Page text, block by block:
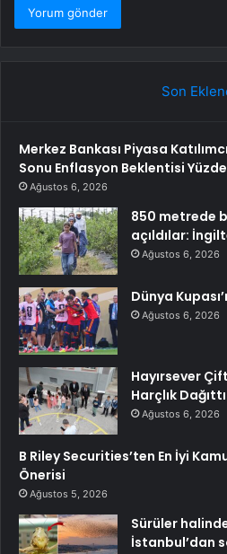
Son
Merkez Bankası Piyasa
Sonu Enflasyon Beklentisi Yüzde
Ağustos 6, 2026
850 metrede
açıldılar:
Ağustos 6, 2026
Dünya
Ağustos 6, 2026
Hayırsever
Harçlık Dağıttı
Ağustos 6, 2026
B Riley Securities’ten En İyi
Önerisi
Ağustos 5, 2026
Sürüler
İstanbul’dan